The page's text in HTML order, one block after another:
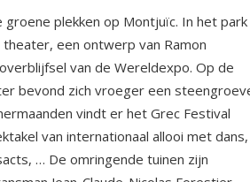
groene plekken op Montjuïc. In het park
een ontwerp van Ramon
van de Wereldexpo. Op de
bevond zich vroeger een
vindt er het Grec Festival
van internationaal allooi met dans,
… De omringende tuinen zijn